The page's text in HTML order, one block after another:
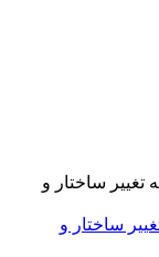
ساختار و